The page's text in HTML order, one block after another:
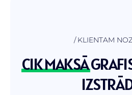
KLIENTAM
CIK MAKSĀ